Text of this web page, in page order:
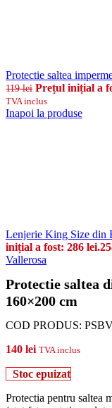
Protectie saltea
119lei Prețul inițial a
TVA inclus
Inapoi la produse
Lenjerie King Size din
inițial a fost: 286 lei.
Vallerosa
Protectie saltea
160×200 cm
COD PRODUS:
140 lei TVA inclus
Stoc epuizat
Protectia pentru saltea